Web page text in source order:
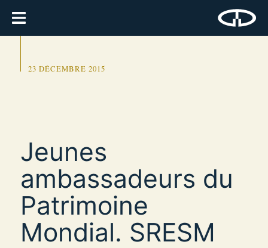
23 DÉCEMBRE 2015
Jeunes
ambassadeurs du
Patrimoine
Mondial. SRESM